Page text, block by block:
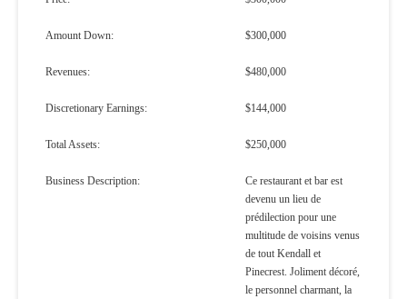
Amount Down: $300,000
Revenues: $480,000
Discretionary Earnings: $144,000
Total Assets: $250,000
Business Description:
Ce restaurant et bar est
devenu un lieu de
prédilection pour une
multitude de voisins venus
de tout Kendall et
Pinecrest. Joliment décoré,
le personnel charmant, la